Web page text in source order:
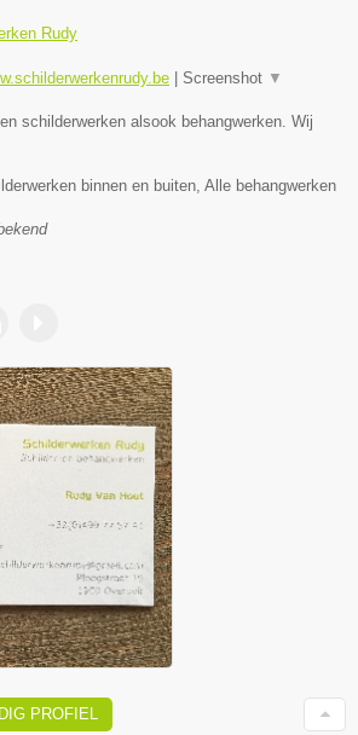
Rudy
Screenshot ▼
schilderwerken alsook behangwerken. Wij
binnen en buiten, Alle behangwerken
PROFIEL